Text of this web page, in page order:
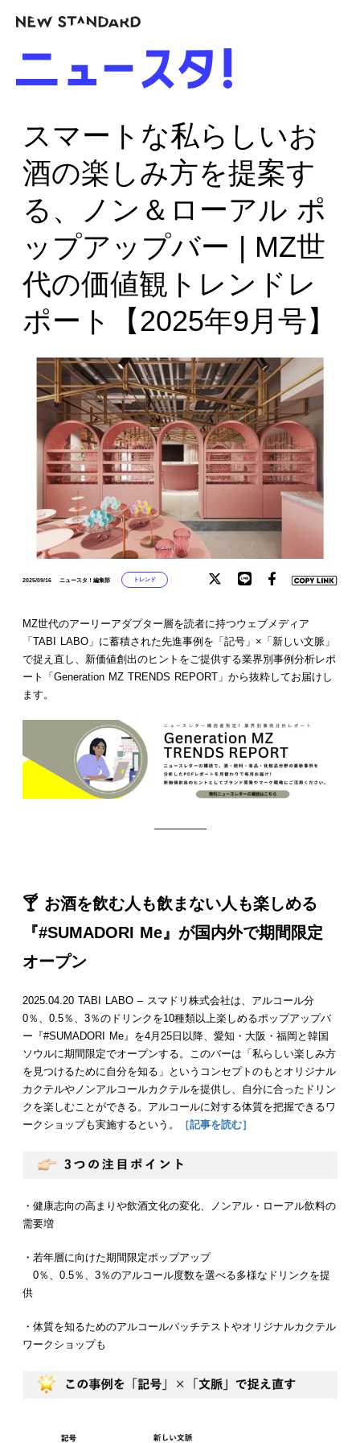
スマートな私らしいお
酒の楽しみ方を提案す
る、ノン＆ローアル ポ
ップアップバー | MZ世
代の価値観トレンドレ
ポート【2025年9月号】
2025/09/16 ニュースタ！編集部 トレンド
MZ世代のアーリーアダプター層を読者に持つウェブメディア
「TABI LABO」に蓄積された先進事例を「記号」×「新しい文脈」
で捉え直し、新価値創出のヒントをご提供する業界別事例分析レポ
ート「Generation MZ TRENDS REPORT」から抜粋してお届けし
ます。
—————
🍸 お酒を飲む人も飲まない人も楽しめる
『#SUMADORI Me』が国内外で期間限定
オープン
2025.04.20 TABI LABO – スマドリ株式会社は、アルコール分
0％、0.5％、3％のドリンクを10種類以上楽しめるポップアップバ
ー『#SUMADORI Me』を4月25日以降、愛知・大阪・福岡と韓国
ソウルに期間限定でオープンする。このバーは「私らしい楽しみ方
を見つけるために自分を知る」というコンセプトのもとオリジナル
カクテルやノンアルコールカクテルを提供し、自分に合ったドリン
クを楽しむことができる。アルコールに対する体質を把握できるワ
ークショップも実施するという。
［記事を読む］
・健康志向の高まりや飲酒文化の変化、ノンアル・ローアル飲料の
需要増
・若年層に向けた期間限定ポップアップ
0％、0.5％、3％のアルコール度数を選べる多様なドリンクを提
供
・体質を知るためのアルコールパッチテストやオリジナルカクテル
ワークショップも